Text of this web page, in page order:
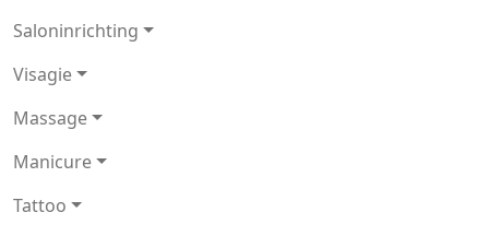
Saloninrichting
Visagie
Massage
Manicure
Tattoo